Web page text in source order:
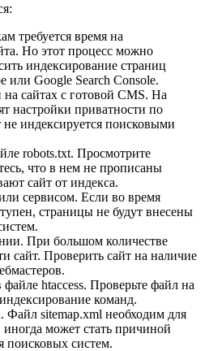
требуется время на
Но этот процесс можно
индексирование страниц
или Google Search Console.
сайтах с готовой CMS. На
настройки приватности по
индексируется поисковыми
robots.txt. Просмотрите
что в нем не прописаны
сайт от индекса.
сервисом. Если во время
страницы не будут внесены
При большом количестве
сайт. Проверить сайт на наличие
htaccess. Проверьте файл на
команд.
Файл sitemap.xml необходим для
может стать причиной
поисковых систем.